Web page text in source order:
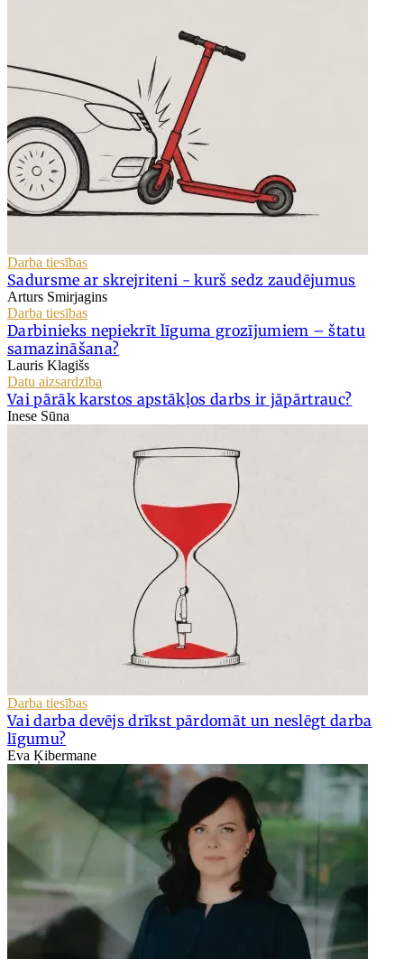
Darba tiesības
Sadursme ar skrejriteni - kurš sedz zaudējumus
Arturs Smirjagins
Darba tiesības
Darbinieks nepiekrīt līguma grozījumiem – štatu
samazināšana?
Lauris Klagišs
Datu aizsardzība
Vai pārāk karstos apstākļos darbs ir jāpārtrauc?
Inese Sūna
Darba tiesības
Vai darba devējs drīkst pārdomāt un neslēgt darba
līgumu?
Eva Ķibermane